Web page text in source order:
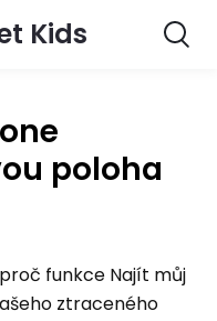
Kids
poloha
funkce Najít můj
ztraceného